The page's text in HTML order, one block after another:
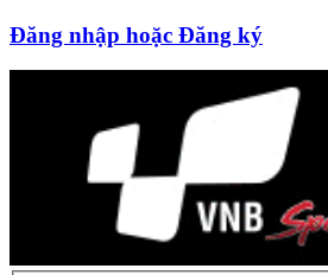
Đăng nhập hoặc Đăng ký